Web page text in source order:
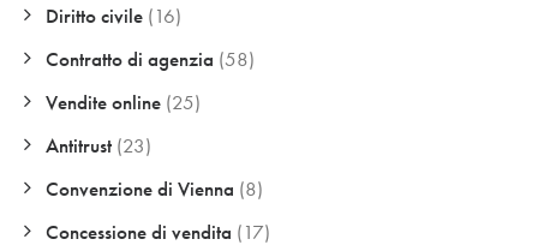
Diritto civile (16)
Contratto di agenzia (58)
Vendite online (25)
Antitrust (23)
Convenzione di Vienna (8)
Concessione di vendita (17)